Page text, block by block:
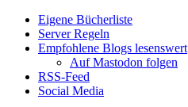
Eigene Bücherliste
Server Regeln
Empfohlene Blogs lesenswert
Auf Mastodon folgen
RSS-Feed
Social Media